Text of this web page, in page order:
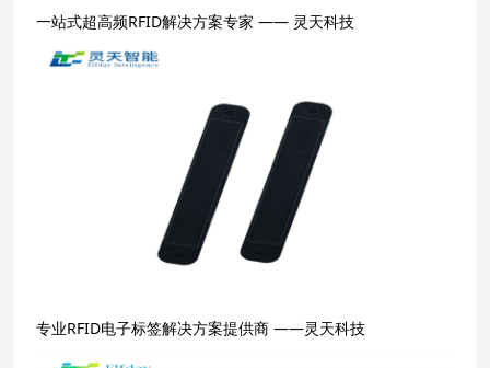
一站式超高频RFID解决方案专家 —— 灵天科技
专业RFID电子标签解决方案提供商 ——灵天科技